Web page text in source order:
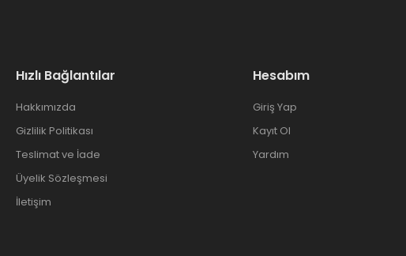
Hızlı Bağlantılar
Hakkımızda
Gizlilik Politikası
Teslimat ve İade
Üyelik Sözleşmesi
İletişim
Hesabım
Giriş Yap
Kayıt Ol
Yardım